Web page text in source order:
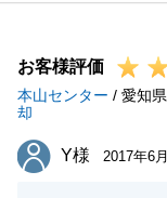
お客様評価
本山センター / 愛知県
却
Y様
Y様 2017年6